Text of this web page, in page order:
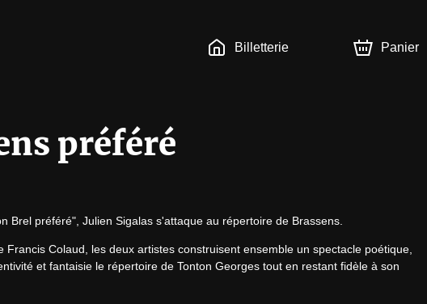
Billetterie Panier
préféré
Brel préféré", Julien Sigalas s'attaque au répertoire de Brassens.
Colaud, les deux artistes construisent ensemble un spectacle poétique,
et fantaisie le répertoire de Tonton Georges tout en restant fidèle à son